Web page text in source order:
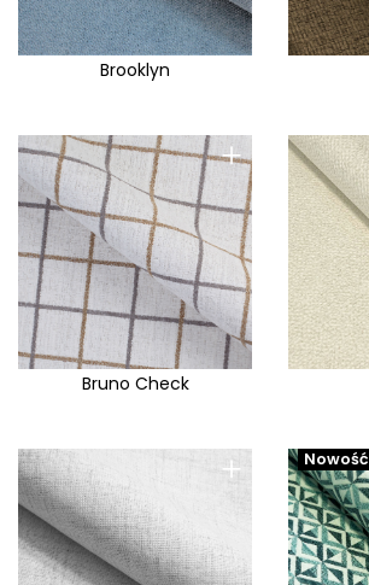
Brooklyn
+
Bruno Check
+ Nowość